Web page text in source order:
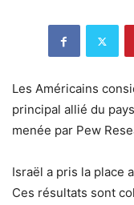
Les Américains
principal allié du
menée par Pew
Israël a pris la place
Ces résultats sont